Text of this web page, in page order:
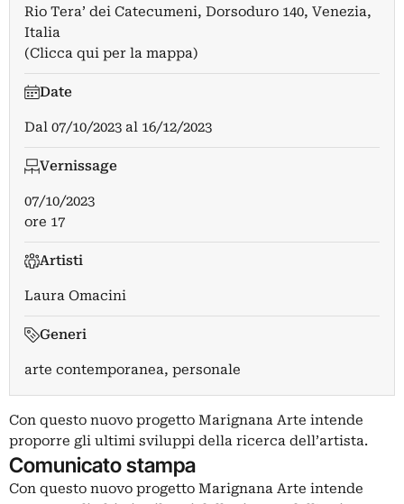
Rio Tera’ dei Catecumeni, Dorsoduro 140, Venezia,
Italia
(Clicca qui per la mappa)
Date
Dal 07/10/2023 al 16/12/2023
Vernissage
07/10/2023
ore 17
Artisti
Laura Omacini
Generi
arte contemporanea, personale
Con questo nuovo progetto Marignana Arte intende
proporre gli ultimi sviluppi della ricerca dell’artista.
Comunicato stampa
Con questo nuovo progetto Marignana Arte intende